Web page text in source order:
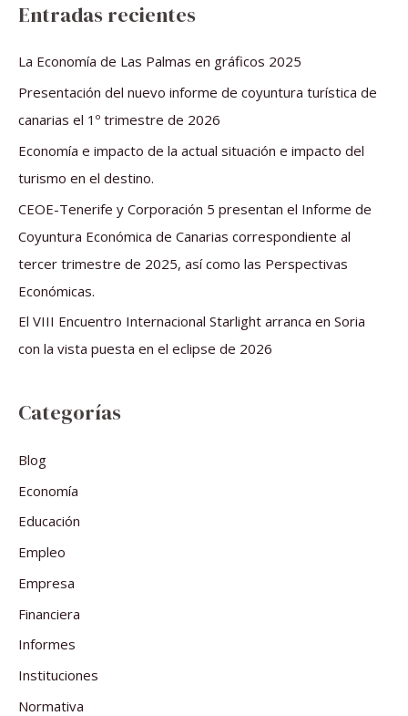
a
r
Entradas recientes
La Economía de Las Palmas en gráficos 2025
Presentación del nuevo informe de coyuntura turística de
canarias el 1º trimestre de 2026
Economía e impacto de la actual situación e impacto del
turismo en el destino.
CEOE-Tenerife y Corporación 5 presentan el Informe de
Coyuntura Económica de Canarias correspondiente al
tercer trimestre de 2025, así como las Perspectivas
Económicas.
El VIII Encuentro Internacional Starlight arranca en Soria
con la vista puesta en el eclipse de 2026
Categorías
Blog
Economía
Educación
Empleo
Empresa
Financiera
Informes
Instituciones
Normativa